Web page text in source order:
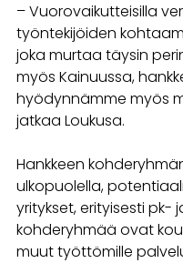
– Vuorovaikutteisilla
työntekijöiden
joka murtaa täysin
myös Kainuussa,
hyödynnämme myös
jatkaa Loukusa.
Hankkeen
ulkopuolella,
yritykset, erityisesti pk-
kohderyhmää ovat
muut työttömille